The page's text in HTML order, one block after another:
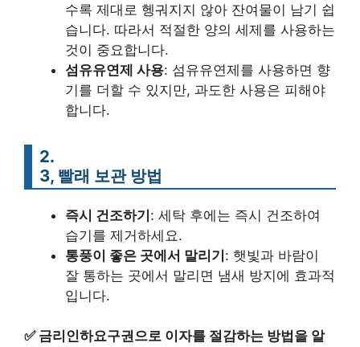
수록 제대로 헹궈지지 않아 잔여물이 남기 쉽
습니다. 따라서 적절한 양의 세제를 사용하는
것이 중요합니다.
섬유유연제 사용: 섬유유연제를 사용하면 향
기를 더할 수 있지만, 과도한 사용은 피해야
합니다.
2.
3, 빨래 보관 방법
즉시 건조하기: 세탁 후에는 즉시 건조하여
습기를 제거하세요.
통풍이 좋은 곳에서 말리기: 햇빛과 바람이
잘 통하는 곳에서 말리면 냄새 방지에 효과적
입니다.
✅ 금리인하요구권으로 이자를 절감하는 방법을 알